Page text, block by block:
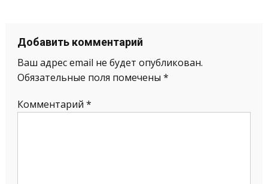
Добавить комментарий
Ваш адрес email не будет опубликован.
Обязательные поля помечены *
Комментарий *